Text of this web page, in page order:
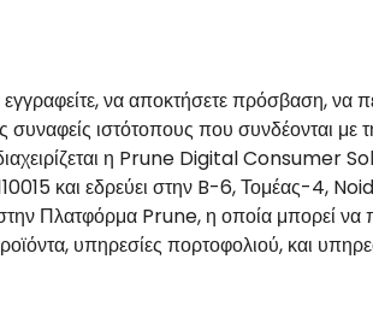
να αποκτήσετε πρόσβαση, να
συναφείς ιστότοπους που συνδέονται
η Prune Digital Consumer
και εδρεύει στην B-6, Τομέας-4,
Πλατφόρμα Prune, η οποία μπορεί να
υπηρεσίες πορτοφολιού, και